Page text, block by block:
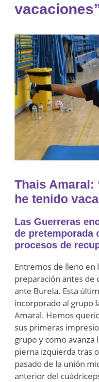
Thais Amaral:
he tenido
Las Guerreras
de pretemporada
procesos de
Entremos de lleno en
preparación antes de
ante Burela. Esta
incorporado al grupo
Amaral. Hemos
sus primeras
grupo y como avanza
pierna izquierda tras
pasado de la unión
anterior del